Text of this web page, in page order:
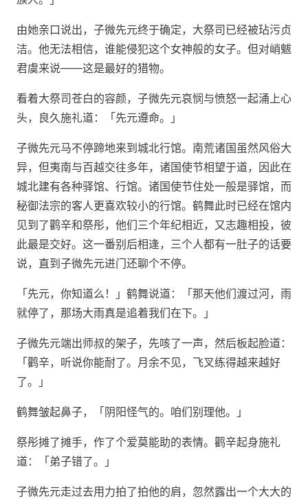
由她亲口说出，子微先元终于确定，大祭司已经被玷污贞
洁。他无法相信，谁能侵犯这个女神般的女子。但对峭魃
君虞来说——这是最好的猎物。
看着大祭司苍白的容颜，子微先元哀悯与愤怒一起涌上心
头，良久施礼道：「先元遵命。」
子微先元马不停蹄地来到城北行馆。南荒诸国虽然风俗大
异，但夷南与百越交往多年，诸国使节相望于道，因此在
城北建有各种驿馆、行馆。诸国使节住处一般是驿馆，而
秘御法宗的客人更喜欢较小的行馆。鹤舞此时已经在馆内
见到了鹳辛和祭彤，他们三个年纪相近，又志趣相投，彼
此最是交好。这一番别后相逢，三个人都有一肚子的话要
说，直到子微先元进门还聊个不停。
「先元，你知道么！」鹤舞说道：「那天他们渡过河，雨
就停了，那场大雨真是追着我们在下。」
子微先元端出师叔的架子，先咳了一声，然后板起脸道：
「鹳辛，听说你能耐了。月余不见，飞叉练得越来越好
了。」
鹤舞皱起鼻子，「阴阳怪气的。咱们别理他。」
祭彤摊了摊手，作了个爱莫能助的表情。鹳辛起身施礼
道：「弟子错了。」
子微先元走过去用力拍了拍他的肩，忽然露出一个大大的